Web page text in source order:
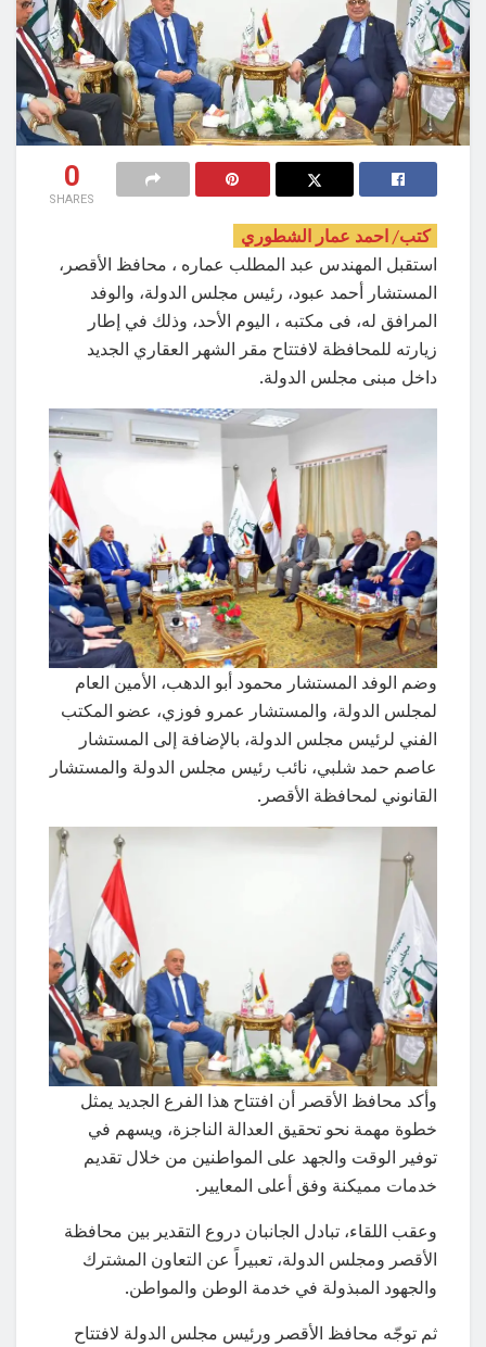
0
SHARES
كتب/ احمد عمار الشطوري
استقبل المهندس عبد المطلب عماره ، محافظ الأقصر،
المستشار أحمد عبود، رئيس مجلس الدولة، والوفد
المرافق له، فى مكتبه ، اليوم الأحد، وذلك في إطار
زيارته للمحافظة لافتتاح مقر الشهر العقاري الجديد
داخل مبنى مجلس الدولة.
وضم الوفد المستشار محمود أبو الدهب، الأمين العام
لمجلس الدولة، والمستشار عمرو فوزي، عضو المكتب
الفني لرئيس مجلس الدولة، بالإضافة إلى المستشار
عاصم حمد شلبي، نائب رئيس مجلس الدولة والمستشار
القانوني لمحافظة الأقصر.
وأكد محافظ الأقصر أن افتتاح هذا الفرع الجديد يمثل
خطوة مهمة نحو تحقيق العدالة الناجزة، ويسهم في
توفير الوقت والجهد على المواطنين من خلال تقديم
خدمات مميكنة وفق أعلى المعايير.
وعقب اللقاء، تبادل الجانبان دروع التقدير بين محافظة
الأقصر ومجلس الدولة، تعبيراً عن التعاون المشترك
والجهود المبذولة في خدمة الوطن والمواطن.
ثم توجّه محافظ الأقصر ورئيس مجلس الدولة لافتتاح